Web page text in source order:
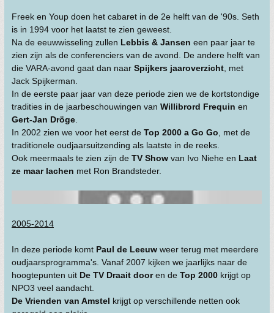
Freek en Youp doen het cabaret in de 2e helft van de '90s. Seth
is in 1994 voor het laatst te zien geweest.
Na de eeuwwisseling zullen Lebbis & Jansen een paar jaar te
zien zijn als de conferenciers van de avond. De andere helft van
die VARA-avond gaat dan naar Spijkers jaaroverzicht , met
Jack Spijkerman.
In de eerste paar jaar van deze periode zien we de kortstondige
tradities in de jaarbeschouwingen van Willibrord Frequin en
Gert-Jan Dröge
In 2002 zien we voor het eerst de Top 2000 a Go Go , met de
traditionele oudjaarsuitzending als laatste in de reeks.
Ook meermaals te zien zijn de TV Show van Ivo Niehe en Laat
ze maar lachen met Ron Brandsteder.
2005-2014
In deze periode komt Paul de Leeuw weer terug met meerdere
oudjaarsprogramma's. Vanaf 2007 kijken we jaarlijks naar de
hoogtepunten uit De TV Draait dooren de Top 2000 krijgt op
NPO3 veel aandacht.
De Vrienden van Amstel krijgt op verschillende netten ook